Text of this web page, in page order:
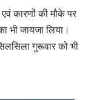
कारणों की मौके पर
भी जायजा लिया।
गुरूवार को भी